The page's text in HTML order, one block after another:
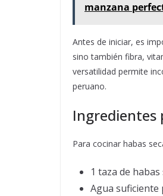
manzana
Antes de iniciar, es
sino también fibra,
versatilidad permite
peruano.
Ingredientes
Para cocinar habas
1 taza de habas
Agua suficiente